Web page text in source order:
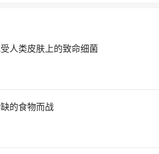
人类皮肤上的致命细菌
的食物而战